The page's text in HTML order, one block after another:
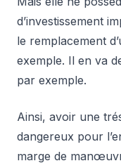
d’investissement
le remplacement
exemple. Il en va
par exemple.
Ainsi, avoir une
dangereux pour
marge de